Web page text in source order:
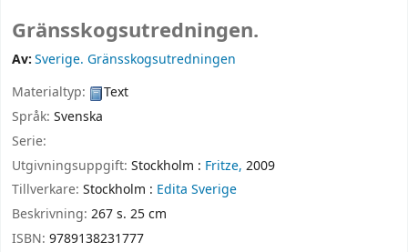
Gränsskogsutredningen.
Av:Sverige. Gränsskogsutredningen
Materialtyp:
Text
Språk: Svenska
Serie:
Utgivningsuppgift: Stockholm : Fritze, 2009
Tillverkare: Stockholm : Edita Sverige
Beskrivning: 267 s. 25 cm
ISBN: 9789138231777